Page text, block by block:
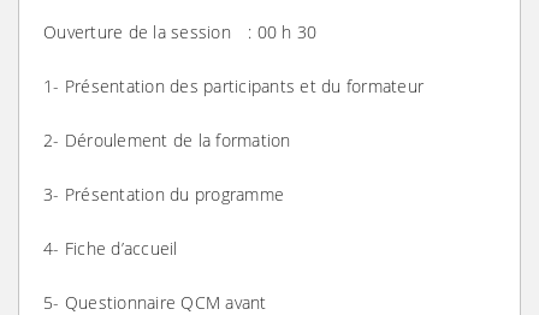
Ouverture de la session : 00 h 30
1- Présentation des participants et du formateur
2- Déroulement de la formation
3- Présentation du programme
4- Fiche d’accueil
5- Questionnaire QCM avant